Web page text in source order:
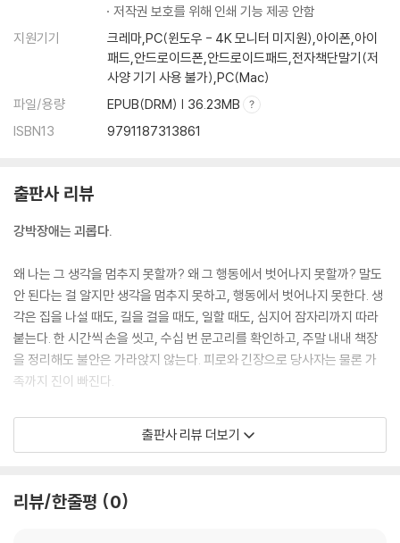
톨이가 되었다면 ·왕을 돕는 구조를 무너뜨린다
환자를 위한 12가지 지침
·① 원칙을 활용하라 ·② 예외를 만들지 말라 ·③ 강박을 외재화하라 ·④ 고
민되면 환상이라고 생각하라 ·⑤ 그건 제 책임이 아닙니다 ·⑥ 포기하라:
완벽을 추구해도 절대 도달할 수 없다 ·⑦ 쓸데없는 걸 허용하지 말라 ·⑧
안심 의존을 깨부숴라 ·⑨ 먹느냐 먹히느냐 ·⑩ 위기는 기회 ·⑪ 강박 경험
은 양식이 된다· ⑫ 결국 자기 자신
나가며 284
참고문헌 288
옮긴이의 말 292
저작권 보호를 위해 인쇄 기능 제공 안함
지원기기
크레마,PC(윈도우 - 4K 모니터 미지원),아이폰,아이
패드,안드로이드폰,안드로이드패드,전자책단말기(저
사양 기기 사용 불가),PC(Mac)
파일/용량
EPUB(DRM) | 36.23MB
ISBN13
9791187313861
출판사 리뷰
강박장애는 괴롭다.
왜 나는 그 생각을 멈추지 못할까? 왜 그 행동에서 벗어나지 못할까? 말도
안 된다는 걸 알지만 생각을 멈추지 못하고, 행동에서 벗어나지 못한다. 생
각은 집을 나설 때도, 길을 걸을 때도, 일할 때도, 심지어 잠자리까지 따라
붙는다. 한 시간씩 손을 씻고, 수십 번 문고리를 확인하고, 주말 내내 책장
을 정리해도 불안은 가라앉지 않는다. 피로와 긴장으로 당사자는 물론 가
족까지 진이 빠진다.
정신과 의사도 강박장애를 겪는다.
아가기조차 불가능할 정도로 병이 깊어지자 그는 우여곡절 끝에 최고의 전
출판사 리뷰 더보기
리뷰/한줄평 0